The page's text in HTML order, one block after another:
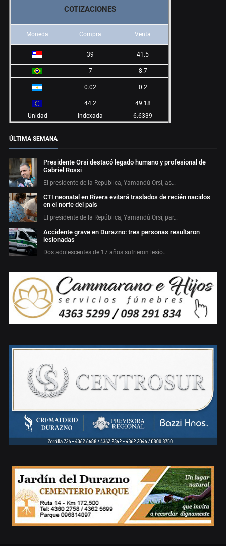
COTIZACIONES
Moneda Compra Venta
39 41.5
7 8.7
0.02 0.2
44.2
49.18
Unidad
Indexada 6.6339
ÚLTIMA SEMANA
Presidente Orsi destacó legado humano y profesional de
Gabriel Rossi
El presidente de la República, Yamandú Orsi, as…
CTI neonatal en Rivera evitará traslados de recién nacidos
en el norte del país
El presidente de la República, Yamandú Orsi, par…
Accidente grave en Durazno: tres personas resultaron
lesionadas
Dos adolescentes de 17 años sufrieron lesio…